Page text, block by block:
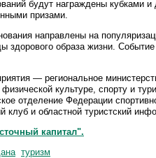
будут награждены кубками
призами.
направлены на
здорового образа жизни.
— региональное
культуре, спорту и
отделение Федерации
клуб и областной туристский
капитал".
туризм